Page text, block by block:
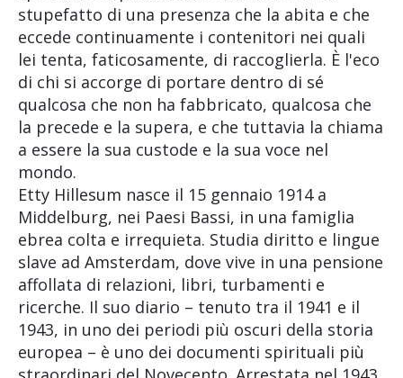
stupefatto di una presenza che la abita e che
eccede continuamente i contenitori nei quali
lei tenta, faticosamente, di raccoglierla. È l'eco
di chi si accorge di portare dentro di sé
qualcosa che non ha fabbricato, qualcosa che
la precede e la supera, e che tuttavia la chiama
a essere la sua custode e la sua voce nel
mondo.
Etty Hillesum nasce il 15 gennaio 1914 a
Middelburg, nei Paesi Bassi, in una famiglia
ebrea colta e irrequieta. Studia diritto e lingue
slave ad Amsterdam, dove vive in una pensione
affollata di relazioni, libri, turbamenti e
ricerche. Il suo diario – tenuto tra il 1941 e il
1943, in uno dei periodi più oscuri della storia
europea – è uno dei documenti spirituali più